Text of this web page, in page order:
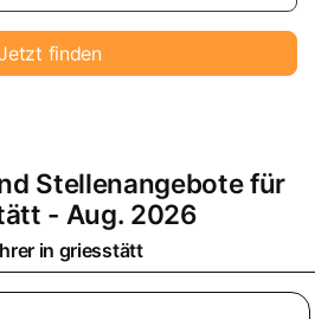
finden
Stellenangebote für
- Aug. 2026
in griesstätt